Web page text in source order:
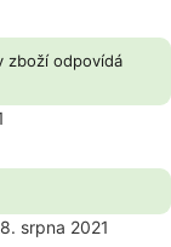
zboží odpovídá
srpna 2021